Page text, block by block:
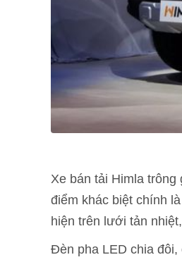
Xe bán tải Himla
điểm khác biệt chính
hiện trên lưới tản
Đèn pha LED chia